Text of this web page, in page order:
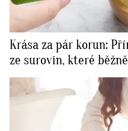
Krása za pár korun:
ze surovin, které